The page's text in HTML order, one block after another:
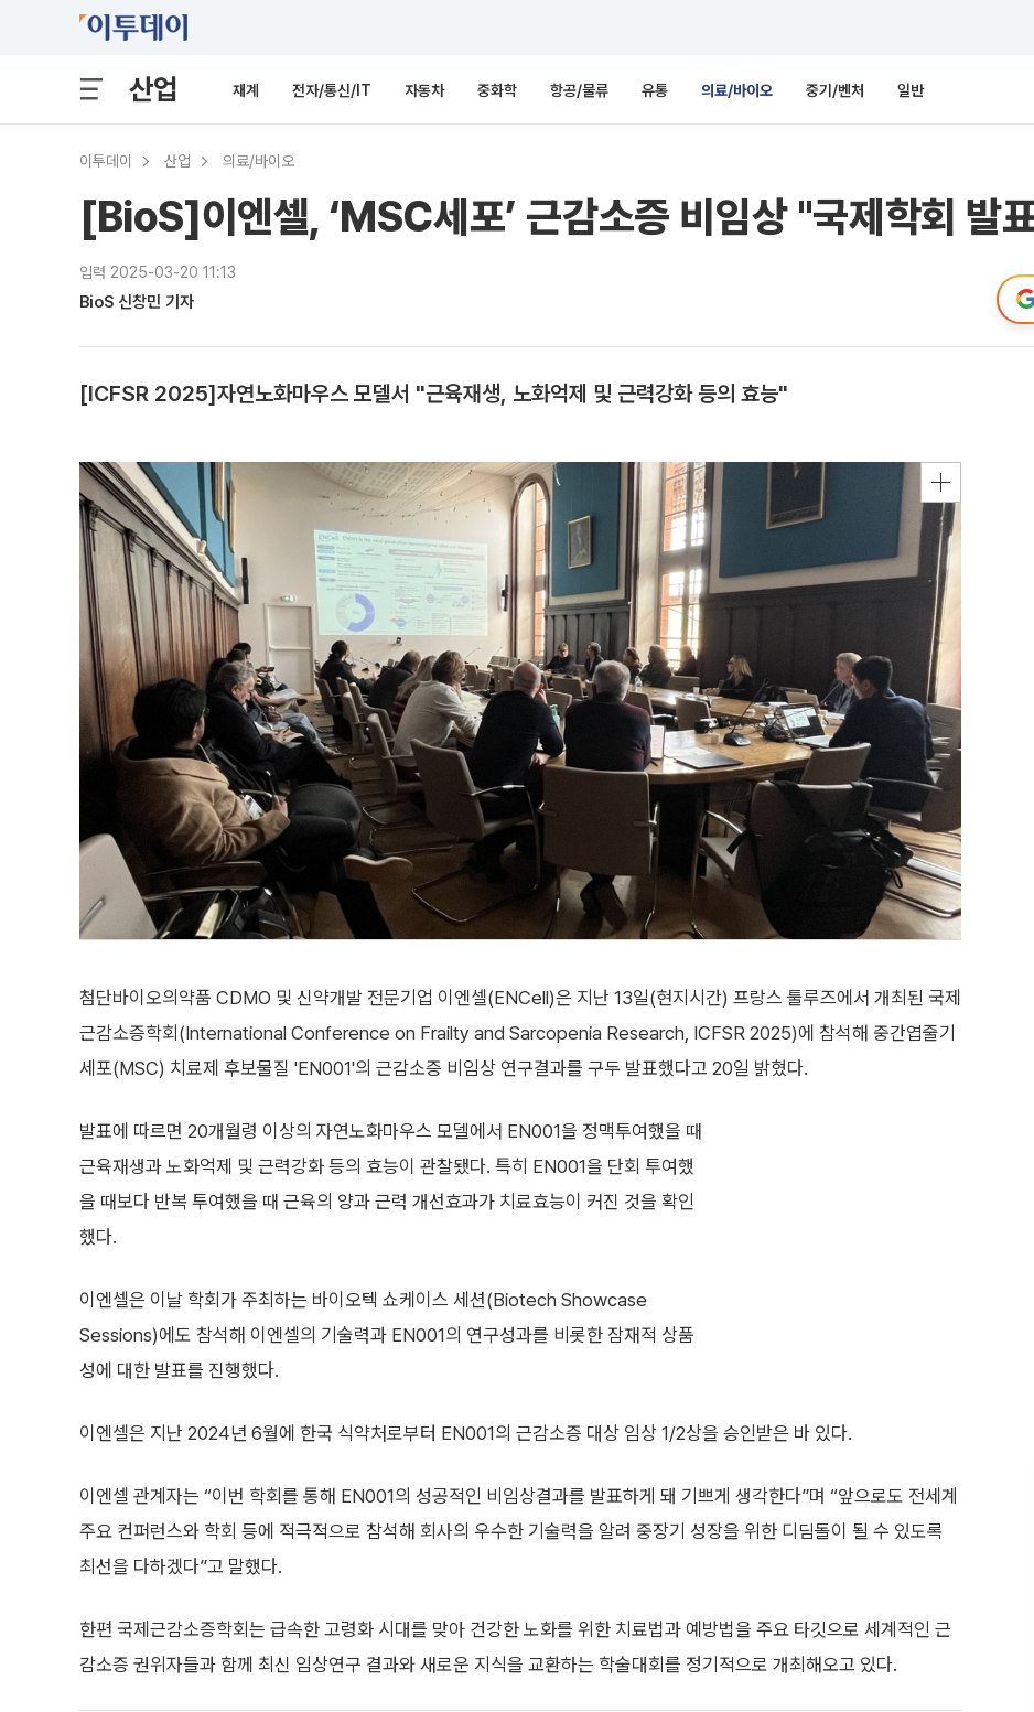
산업 재계 전자/통신/IT 자동차 중화학 항공/물류 유통 의료/바이오 중기/벤처 일반
이투데이 산업 의료/바이오
[BioS]이엔셀, ‘MSC세포’ 근감소증 비임상 "국제학회 발
입력 2025-03-20 11:13
BioS 신창민 기자
[ICFSR 2025]자연노화마우스 모델서 "근육재생, 노화억제 및 근력강화 등의 효능"
첨단바이오의약품 CDMO 및 신약개발 전문기업 이엔셀(ENCell)은 지난 13일(현지시간) 프랑스 툴루즈에서 개최된 국제
근감소증학회(International Conference on Frailty and Sarcopenia Research, ICFSR 2025)에 참석해 중간엽줄기
세포(MSC) 치료제 후보물질 'EN001'의 근감소증 비임상 연구결과를 구두 발표했다고 20일 밝혔다.
발표에 따르면 20개월령 이상의 자연노화마우스 모델에서 EN001을 정맥투여했을 때
근육재생과 노화억제 및 근력강화 등의 효능이 관찰됐다. 특히 EN001을 단회 투여했
을 때보다 반복 투여했을 때 근육의 양과 근력 개선효과가 치료효능이 커진 것을 확인
했다.
이엔셀은 이날 학회가 주최하는 바이오텍 쇼케이스 세션(Biotech Showcase
Sessions)에도 참석해 이엔셀의 기술력과 EN001의 연구성과를 비롯한 잠재적 상품
성에 대한 발표를 진행했다.
이엔셀은 지난 2024년 6월에 한국 식약처로부터 EN001의 근감소증 대상 임상 1/2상을 승인받은 바 있다.
이엔셀 관계자는 “이번 학회를 통해 EN001의 성공적인 비임상결과를 발표하게 돼 기쁘게 생각한다”며 “앞으로도 전세계
주요 컨퍼런스와 학회 등에 적극적으로 참석해 회사의 우수한 기술력을 알려 중장기 성장을 위한 디딤돌이 될 수 있도록
최선을 다하겠다”고 말했다.
한편 국제근감소증학회는 급속한 고령화 시대를 맞아 건강한 노화를 위한 치료법과 예방법을 주요 타깃으로 세계적인 근
감소증 권위자들과 함께 최신 임상연구 결과와 새로운 지식을 교환하는 학술대회를 정기적으로 개최해오고 있다.